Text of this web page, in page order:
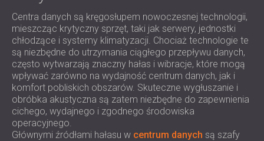
ROZWIĄZANIA DŹWIĘKOSZCZELNE I
AKUSTYCZNE DLA CENTRÓW DANYCH
Centra danych są kręgosłupem nowoczesnej technologii,
mieszcząc krytyczny sprzęt, taki jak serwery, jednostki
chłodzące i systemy klimatyzacji. Chociaż technologie te
są niezbędne do utrzymania ciągłego przepływu danych,
często wytwarzają znaczny hałas i wibracje, które mogą
wpływać zarówno na wydajność centrum danych, jak i
komfort pobliskich obszarów. Skuteczne wygłuszanie i
obróbka akustyczna są zatem niezbędne do zapewnienia
cichego, wydajnego i zgodnego środowiska
operacyjnego.
Głównymi źródłami hałasu w centrum danych są szafy